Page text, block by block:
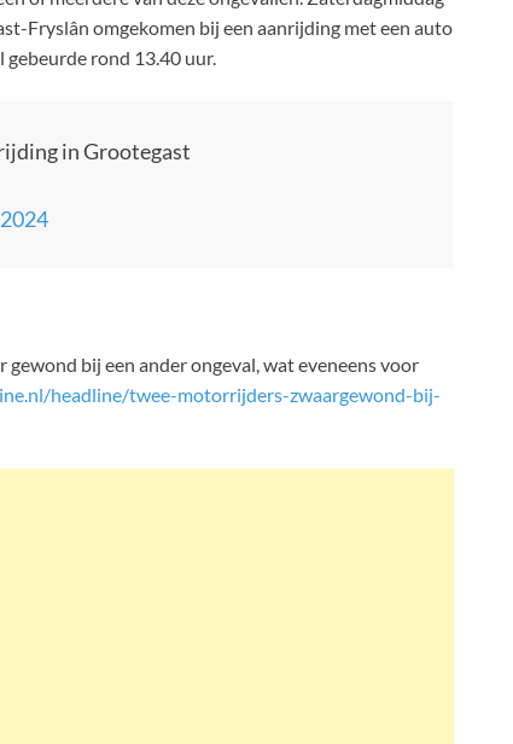
Fryslân omgekomen bij een aanrijding met een auto
gebeurde rond 13.40 uur.
in Grootegast
bij een ander ongeval, wat eveneens voor
headline/twee-motorrijders-zwaargewond-bij-